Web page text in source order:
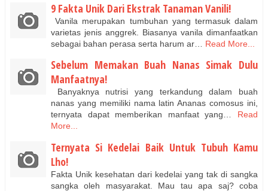
9 Fakta Unik Dari Ekstrak Tanaman Vanili!
Vanila merupakan tumbuhan yang termasuk dalam
varietas jenis anggrek. Biasanya vanila dimanfaatkan
sebagai bahan perasa serta harum ar…
Read More...
Sebelum Memakan Buah Nanas Simak Dulu
Manfaatnya!
Banyaknya nutrisi yang terkandung dalam buah
nanas yang memiliki nama latin Ananas comosus ini,
ternyata dapat memberikan manfaat yang…
Read
More...
Ternyata Si Kedelai Baik Untuk Tubuh Kamu
Lho!
Fakta Unik kesehatan dari kedelai yang tak di sangka
sangka oleh masyarakat. Mau tau apa saj? coba